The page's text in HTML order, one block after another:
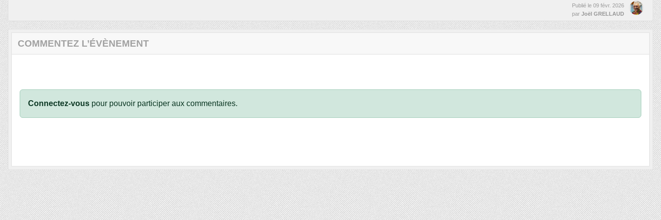
Publié le 09 févr. 2026
par Joël GRELLAUD
COMMENTEZ L’ÉVÈNEMENT
Connectez-vous pour pouvoir participer aux commentaires.